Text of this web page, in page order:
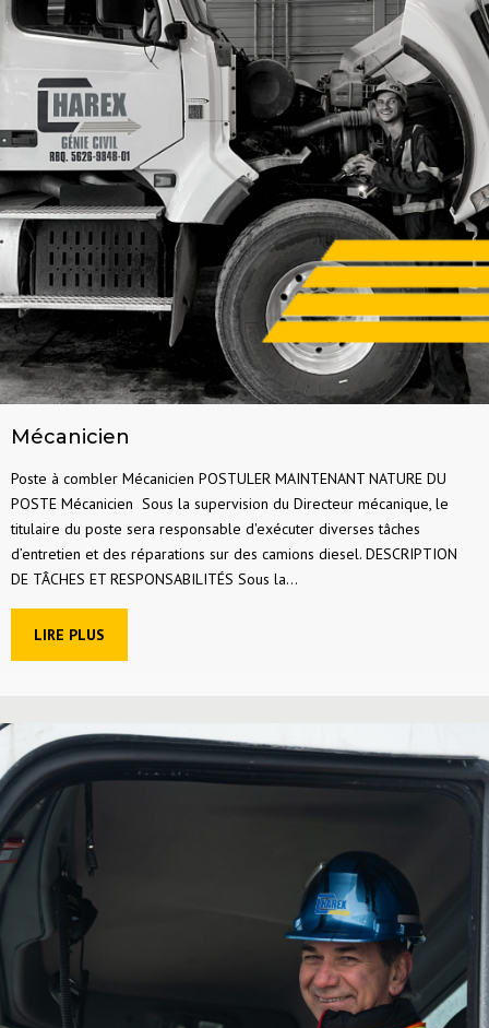
Mécanicien
Poste à combler Mécanicien POSTULER MAINTENANT NATURE DU
POSTE Mécanicien Sous la supervision du Directeur mécanique, le
titulaire du poste sera responsable d'exécuter diverses tâches
d’entretien et des réparations sur des camions diesel. DESCRIPTION
DE TÂCHES ET RESPONSABILITÉS Sous la...
LIRE PLUS